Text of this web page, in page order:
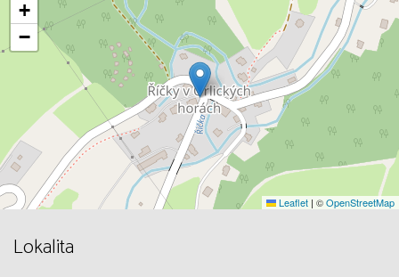
+
−
Leaflet | ©OpenStreetMap
Lokalita